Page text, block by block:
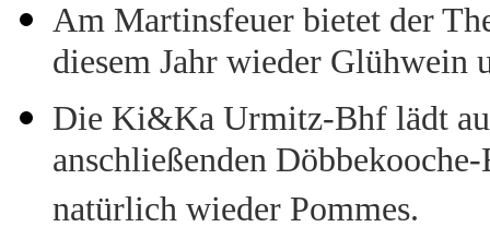
Am Martinsfeuer bietet der
diesem Jahr wieder Glühwein
Die Ki&Ka Urmitz-Bhf lädt
anschließenden
natürlich wieder Pommes.